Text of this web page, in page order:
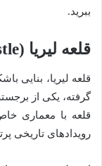
ببرید.
قلعه لیریا (Leiria Castle)
قلعه لیریا، بنایی
گرفته، یکی از
قلعه با معماری
رویدادهای تاریخی